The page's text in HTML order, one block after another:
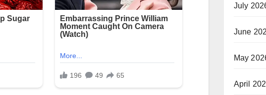
July
June
May
April